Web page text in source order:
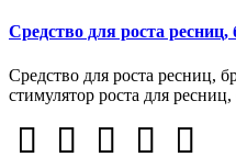
Средство для роста
Средство для роста ресниц,
стимулятор роста для